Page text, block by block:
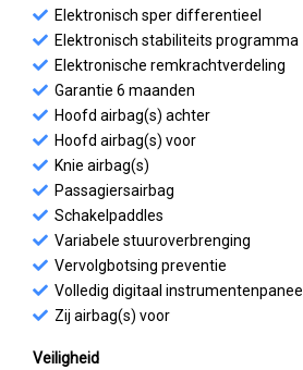
Elektronisch sper differentieel
Elektronisch stabiliteits programma
Elektronische remkrachtverdeling
Garantie 6 maanden
Hoofd airbag(s) achter
Hoofd airbag(s) voor
Knie airbag(s)
Passagiersairbag
Schakelpaddles
Variabele stuuroverbrenging
Vervolgbotsing preventie
Volledig digitaal instrumentenpaneel
Zij airbag(s) voor
Veiligheid